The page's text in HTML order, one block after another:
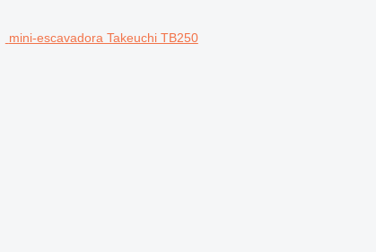
mini-escavadora Takeuchi TB250